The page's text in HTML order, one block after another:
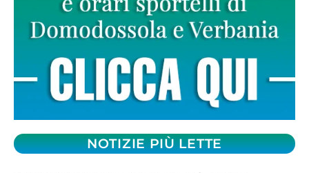
NOTIZIE PIÙ LETTE